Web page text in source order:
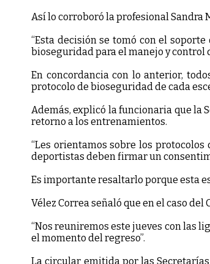
Así lo corroboró la profesional Sandra
“Esta decisión se tomó con el
bioseguridad para el manejo y control
En concordancia con lo anterior,
protocolo de bioseguridad de cada
Además, explicó la funcionaria que la
retorno a los entrenamientos.
“Les orientamos sobre los
deportistas deben firmar un
Es importante resaltarlo porque esta
Vélez Correa señaló que en el caso
“Nos reuniremos este jueves con las
el momento del regreso”.
La circular emitida por las